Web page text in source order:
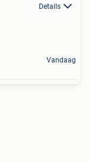
Details
Vandaag